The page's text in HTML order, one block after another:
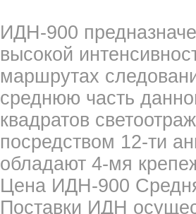
ИДН-900
высокой
маршрутах
среднюю часть
квадратов
посредством 12-ти
обладают 4-мя
Цена ИДН-900
Поставки ИДН